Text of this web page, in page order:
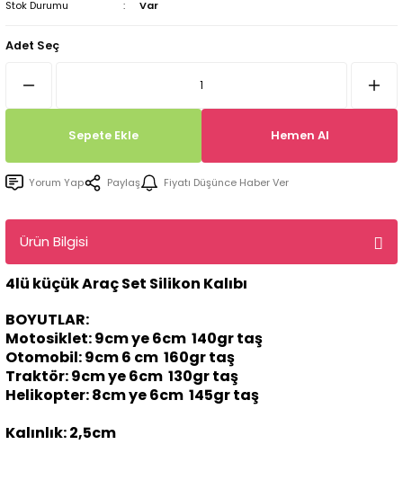
Tütsülük Silikonkalıpları
Stok Durumu
Var
Adet Seç
Sepete Ekle Hemen Al
Yorum Yap Paylaş Fiyatı Düşünce Haber Ver
Ürün Bilgisi
4lü küçük Araç Set Silikon Kalıbı
BOYUTLAR:
Motosiklet: 9cm ye 6cm 140gr taş
Otomobil: 9cm 6 cm 160gr taş
Traktör: 9cm ye 6cm 130gr taş
Helikopter: 8cm ye 6cm 145gr taş
Kalınlık: 2,5cm